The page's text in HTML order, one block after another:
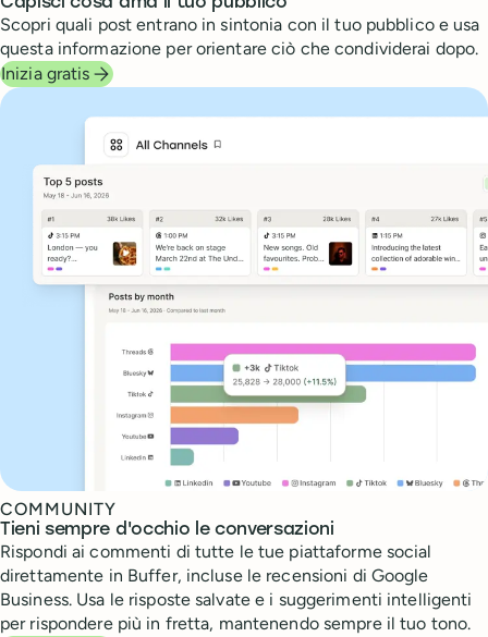
Scopri quali post entrano in sintonia con il tuo pubblico e usa
questa informazione per orientare ciò che condividerai dopo.
Inizia gratis
COMMUNITY
Tieni sempre d'occhio le conversazioni
Rispondi ai commenti di tutte le tue piattaforme social
direttamente in Buffer, incluse le recensioni di Google
Business. Usa le risposte salvate e i suggerimenti intelligenti
per rispondere più in fretta, mantenendo sempre il tuo tono.